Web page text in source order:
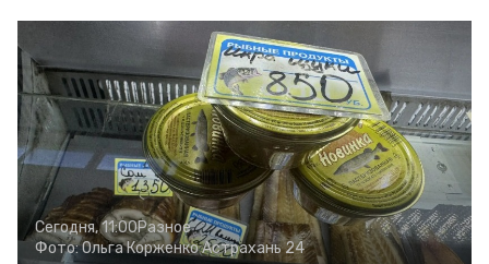
Сегодня, 11:00Разное
Фото:Ольга КорженкоАстрахань 24